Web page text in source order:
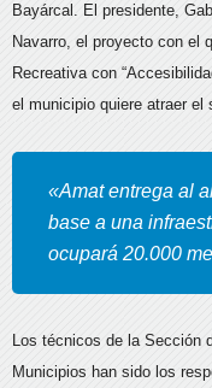
Bayárcal. El presidente,
Navarro, el proyecto con el
Recreativa con
el municipio quiere atraer el
«Amat entrega al
base a una
ocupará 20.000
Los técnicos de la Sección
Municipios han sido los